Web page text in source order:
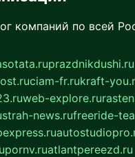
компаний по всей
prazdnikdushi.ru
ciam-fr.rukraft-
web-explore.ru
strah-news.rufreeride-
pornv.ruatlantpereezd.ru